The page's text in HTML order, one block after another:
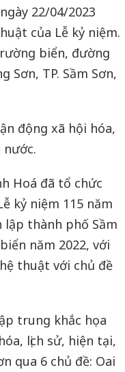
22/04/2023
của Lễ kỷ niệm.
biển, đường
Sơn, TP. Sầm Sơn,
động xã hội hóa,
nước.
Hoá đã tổ chức
kỷ niệm 115 năm
lập thành phố Sầm
năm 2022, với
thuật với chủ đề
trung khắc họa
lịch sử, hiện tại,
qua 6 chủ đề: Oai